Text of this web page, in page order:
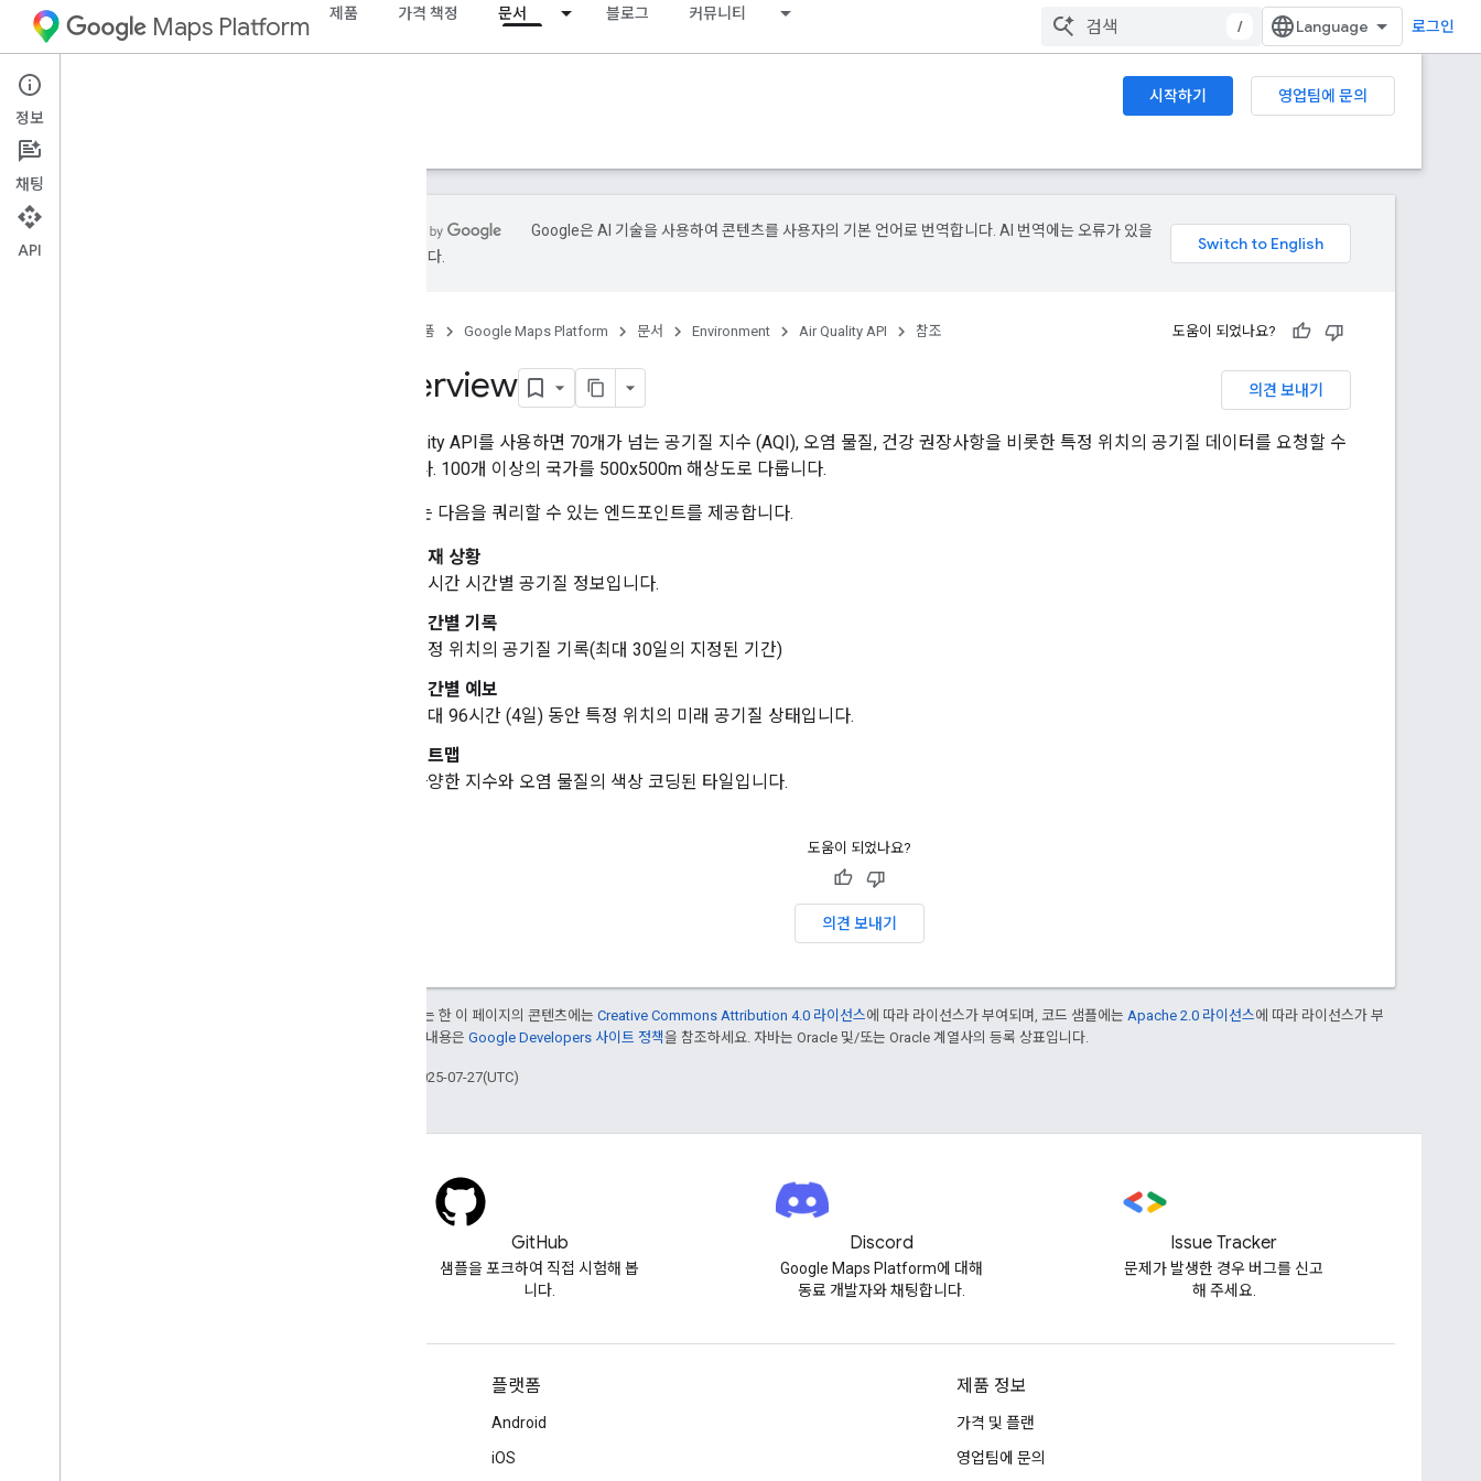
Maps Platform 제품 가격 책정 문서 블로그 커뮤니티
/ 로그인
Environment 시작하기
영업팀에 문의
가이드
Google은 AI 기술을 사용하여 콘텐츠를 사용자의 기본 언어로 번역합니다. AI 번역에는 오류가 있을
수 있습니다.
제품 Google Maps Platform 문서 Environment Air Quality API 참조 도움이 되었나요?
의견 보내기
Overview
Air Quality API를 사용하면 70개가 넘는 공기질 지수 (AQI), 오염 물질, 건강 권장사항을 비롯한 특정 위치의 공기질 데이터를 요청할 수
있습니다. 100개 이상의 국가를 500x500m 해상도로 다룹니다.
이 API는 다음을 쿼리할 수 있는 엔드포인트를 제공합니다.
현재 상황
실시간 시간별 공기질 정보입니다.
시간별 기록
특정 위치의 공기질 기록(최대 30일의 지정된 기간)
시간별 예보
최대 96시간 (4일) 동안 특정 위치의 미래 공기질 상태입니다.
히트맵
다양한 지수와 오염 물질의 색상 코딩된 타일입니다.
도움이 되었나요?
의견 보내기
달리 명시되지 않는 한 이 페이지의 콘텐츠에는 Creative Commons Attribution 4.0 라이선스에 따라 라이선스가 부여되며, 코드 샘플에는 Apache 2.0 라이선스에 따라 라이선스가 부
여됩니다. 자세한 내용은 Google Developers 사이트 정책을 참조하세요. 자바는 Oracle 및/또는 Oracle 계열사의 등록 상표입니다.
최종 업데이트: 2025-07-27(UTC)
GitHub
샘플을 포크하여 직접 시험해 봅
니다.
Discord
Google Maps Platform에 대해
동료 개발자와 채팅합니다.
Issue Tracker
문제가 발생한 경우 버그를 신고
해 주세요.
플랫폼
Android
iOS
제품 정보
가격 및 플랜
영업팀에 문의
정보
채팅
API